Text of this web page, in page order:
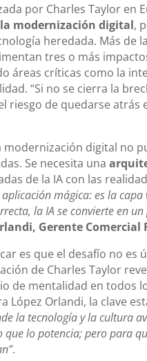
por Charles Taylor en
modernización digital,
heredada. Más de
tres o más
áreas críticas como la
“Si no se cierra la
riesgo de quedarse
modernización digital no
Se necesita una
de la IA con las
mágica: es la
la IA se convierte en
Gerente Comercial
es que el desafío no es
de Charles Taylor
de mentalidad en todos
López Orlandi, la clave
la tecnología y la cultura
que lo potencia; pero para
.